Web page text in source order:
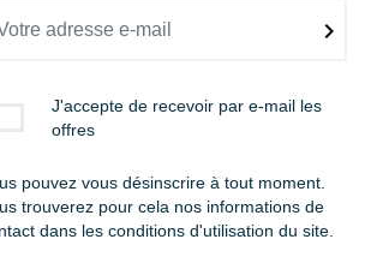
J'accepte de recevoir par e-mail les
offres
pouvez vous désinscrire à tout moment.
trouverez pour cela nos informations de
dans les conditions d'utilisation du site.